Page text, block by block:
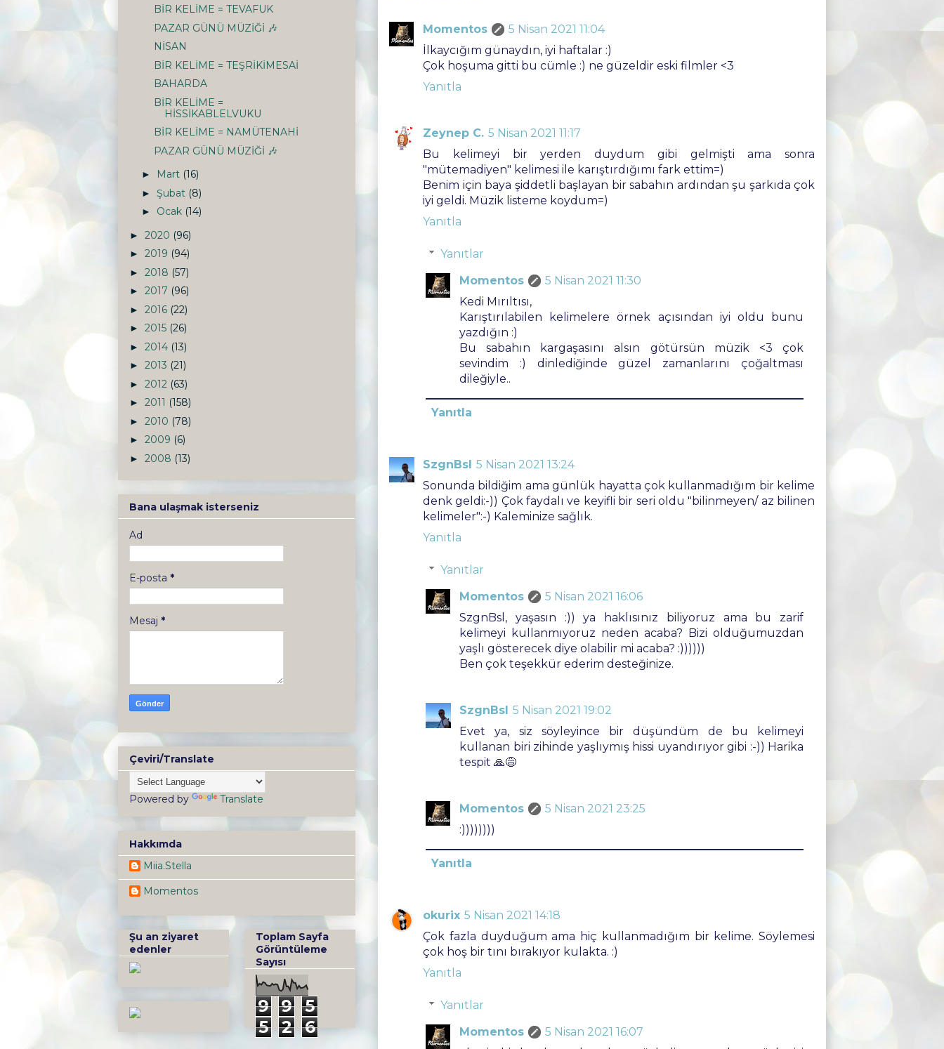
Momentos
5 Nisan 2021 11:04
İlkaycığım günaydın, iyi haftalar :)
Çok hoşuma gitti bu cümle :) ne güzeldir eski filmler <3
Yanıtla
Zeynep C. 5 Nisan 2021 11:17
Bu kelimeyi bir yerden duydum gibi gelmişti ama sonra
"mütemadiyen" kelimesi ile karıştırdığımı fark ettim=)
Benim için baya şiddetli başlayan bir sabahın ardından şu şarkıda çok
iyi geldi. Müzik listeme koydum=)
Yanıtla
Yanıtlar
Momentos
5 Nisan 2021 11:30
Kedi Mırıltısı,
Karıştırılabilen kelimelere örnek açısından iyi oldu bunu
yazdığın :)
Bu sabahın kargaşasını alsın götürsün müzik <3 çok
sevindim :) dinlediğinde güzel zamanlarını çoğaltması
dileğiyle..
Yanıtla
SzgnBsl 5 Nisan 2021 13:24
Sonunda bildiğim ama günlük hayatta çok kullanmadığım bir kelime
denk geldi:-)) Çok faydalı ve keyifli bir seri oldu "bilinmeyen/ az bilinen
kelimeler":-) Kaleminize sağlık.
Yanıtla
Yanıtlar
Momentos
5 Nisan 2021 16:06
SzgnBsl, yaşasın :)) ya haklısınız biliyoruz ama bu zarif
kelimeyi kullanmıyoruz neden acaba? Bizi olduğumuzdan
yaşlı gösterecek diye olabilir mi acaba? :))))))
Ben çok teşekkür ederim desteğinize.
SzgnBsl 5 Nisan 2021 19:02
Evet ya, siz söyleyince bir düşündüm de bu kelimeyi
kullanan biri zihinde yaşlıymış hissi uyandırıyor gibi :-)) Harika
tespit 🙏😅
Momentos
5 Nisan 2021 23:25
:))))))))
Yanıtla
okurix 5 Nisan 2021 14:18
Çok fazla duyduğum ama hiç kullanmadığım bir kelime. Söylemesi
çok hoş bir tını bırakıyor kulakta. :)
Yanıtla
Yanıtlar
Momentos
5 Nisan 2021 16:07
BİR KELİME = TEVAFUK
PAZAR GÜNÜ MÜZİĞİ 🎶
NİSAN
BİR KELİME = TEŞRİKİMESAİ
BAHARDA
BİR KELİME =
HİSSİKABLELVUKU
BİR KELİME = NAMÜTENAHİ
PAZAR GÜNÜ MÜZİĞİ 🎶
► Mart (16)
► Şubat (8)
► Ocak (14)
► 2020 (96)
► 2019 (94)
► 2018 (57)
► 2017 (96)
► 2016 (22)
► 2015 (26)
► 2014 (13)
► 2013 (21)
► 2012 (63)
► 2011 (158)
► 2010 (78)
► 2009 (6)
► 2008 (13)
Bana ulaşmak isterseniz
Ad
E-posta *
Mesaj *
Çeviri/Translate
Powered by Translate
Hakkımda
Miia.Stella
Momentos
Şu an ziyaret
edenler
Toplam Sayfa
Görüntüleme
Sayısı
9 9
5
5
2 6